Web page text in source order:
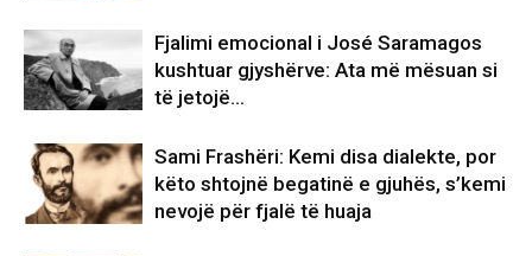
Fjalimi emocional i José Saramagos
kushtuar gjyshërve: Ata më mësuan si
të jetojë…
Sami Frashëri: Kemi disa dialekte, por
këto shtojnë begatinë e gjuhës, s’kemi
nevojë për fjalë të huaja